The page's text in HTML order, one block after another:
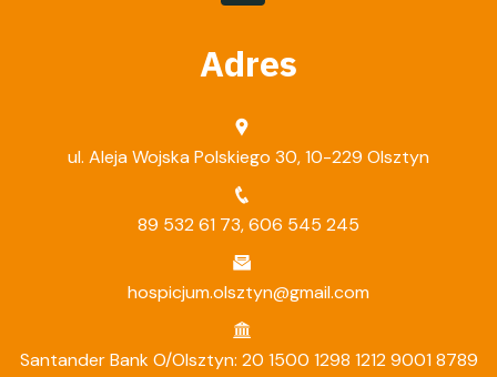
Adres
ul. Aleja Wojska Polskiego 30, 10-229 Olsztyn
89 532 61 73,606 545 245
hospicjum.olsztyn@gmail.com
Santander Bank O/Olsztyn: 20 1500 1298 1212 9001 8789